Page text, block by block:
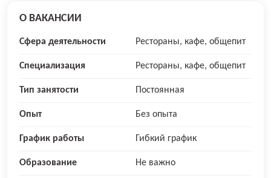
О ВАКАНСИИ
Сфера деятельности Рестораны, кафе, общепит
Специализация Рестораны, кафе, общепит
Тип занятости Постоянная
Опыт Без опыта
График работы Гибкий график
Образование Не важно